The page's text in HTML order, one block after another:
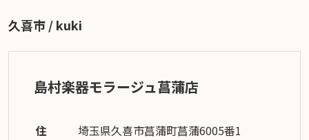
久喜市 / kuki
島村楽器モラージュ菖蒲店
住
埼玉県久喜市菖蒲町菖蒲6005番1